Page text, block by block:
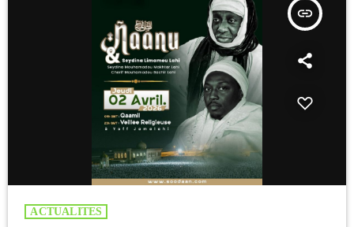
insert_link
ACTUALITES